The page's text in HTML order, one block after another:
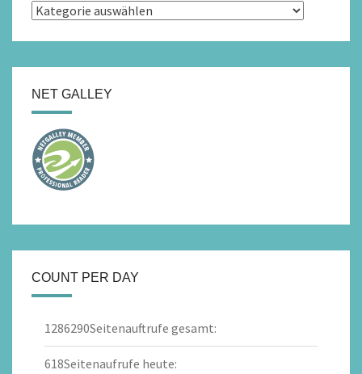
Kategorien
NET GALLEY
COUNT PER DAY
1286290Seitenauftrufe gesamt:
618Seitenaufrufe heute: